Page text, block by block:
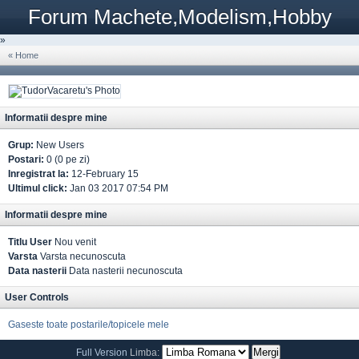
Forum Machete,Modelism,Hobby
»
« Home
Informatii despre mine
Grup: New Users
Postari: 0 (0 pe zi)
Inregistrat la: 12-February 15
Ultimul click: Jan 03 2017 07:54 PM
Informatii despre mine
Titlu User Nou venit
Varsta Varsta necunoscuta
Data nasterii Data nasterii necunoscuta
User Controls
Gaseste toate postarile/topicele mele
Full Version Limba: